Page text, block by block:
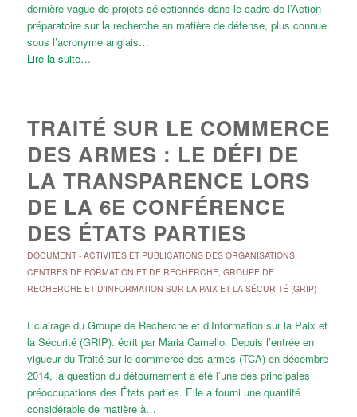
dernière vague de projets sélectionnés dans le cadre de l’Action
préparatoire sur la recherche en matière de défense, plus connue
sous l’acronyme anglais…
Lire la suite…
TRAITÉ SUR LE COMMERCE
DES ARMES : LE DÉFI DE
LA TRANSPARENCE LORS
DE LA 6E CONFÉRENCE
DES ÉTATS PARTIES
DOCUMENT- ACTIVITÉS ET PUBLICATIONS DES ORGANISATIONS,
CENTRES DE FORMATION ET DE RECHERCHE, GROUPE DE
RECHERCHE ET D'INFORMATION SUR LA PAIX ET LA SÉCURITÉ (GRIP)
Eclairage du Groupe de Recherche et d’Information sur la Paix et
la Sécurité (GRIP). écrit par Maria Camello. Depuis l’entrée en
vigueur du Traité sur le commerce des armes (TCA) en décembre
2014, la question du détournement a été l’une des principales
préoccupations des États parties. Elle a fourni une quantité
considérable de matière à…